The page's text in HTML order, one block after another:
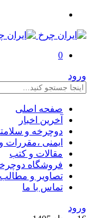
0
ورود
صفحه اصلی
آخرین اخبار
دوچرخه و
ایمنی ،مقررات
مقالات و کتب
فروشگاه
تصاویر و
تماس با ما
ورود